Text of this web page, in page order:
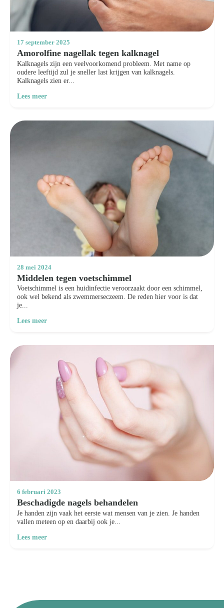
17 september 2025
Amorolfine nagellak tegen kalknagel
Kalknagels zijn een veelvoorkomend probleem. Met name op
oudere leeftijd zul je sneller last krijgen van kalknagels.
Kalknagels zien er...
Lees meer
28 mei 2024
Middelen tegen voetschimmel
Voetschimmel is een huidinfectie veroorzaakt door een schimmel,
ook wel bekend als zwemmerseczeem. De reden hier voor is dat
je...
Lees meer
6 februari 2023
Beschadigde nagels behandelen
Je handen zijn vaak het eerste wat mensen van je zien. Je handen
vallen meteen op en daarbij ook je...
Lees meer